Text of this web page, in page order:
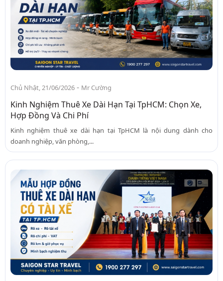
Chủ Nhật, 21/06/2026 - Mr Cường
Kinh Nghiệm Thuê Xe Dài Hạn Tại TpHCM: Chọn Xe,
Hợp Đồng Và Chi Phí
Kinh nghiệm thuê xe dài hạn tại TpHCM là nội dung dành cho
doanh nghiệp, văn phòng,...